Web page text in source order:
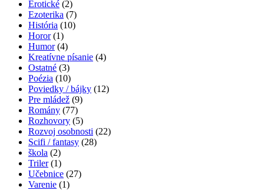
Erotické (2)
Ezoterika (7)
História (10)
Horor (1)
Humor (4)
Kreatívne písanie (4)
Ostatné (3)
Poézia (10)
Poviedky / bájky (12)
Pre mládež (9)
Romány (77)
Rozhovory (5)
Rozvoj osobnosti (22)
Scifi / fantasy (28)
škola (2)
Triler (1)
Učebnice (27)
Varenie (1)